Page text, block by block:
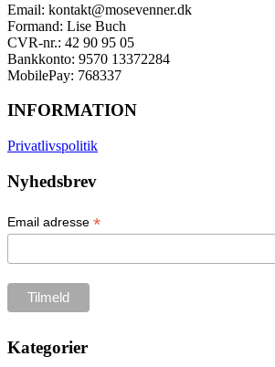
Email: kontakt@mosevenner.dk
Formand: Lise Buch
CVR-nr.: 42 90 95 05
Bankkonto: 9570 13372284
MobilePay: 768337
INFORMATION
Privatlivspolitik
Nyhedsbrev
Email adresse *
Kategorier